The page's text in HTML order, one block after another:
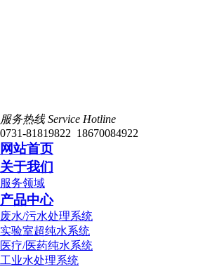
服务热线 Service Hotline
0731-81819822 18670084922
网站首页
关于我们
服务领域
产品中心
废水/污水处理系统
实验室超纯水系统
医疗/医药纯水系统
工业水处理系统